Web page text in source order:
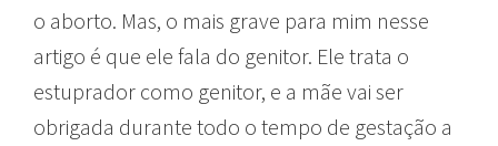
o aborto. Mas, o mais grave para mim nesse
artigo é que ele fala do genitor. Ele trata o
estuprador como genitor, e a mãe vai ser
obrigada durante todo o tempo de gestação a